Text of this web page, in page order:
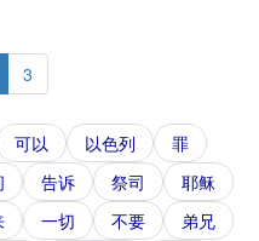
3
可以 以色列
罪
告诉 祭司
耶稣
一切 不要
弟兄